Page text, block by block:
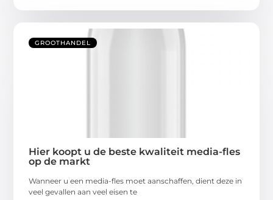
GROOTHANDEL
Hier koopt u de beste kwaliteit media-fles
op de markt
Wanneer u een media-fles moet aanschaffen, dient deze in
veel gevallen aan veel eisen te